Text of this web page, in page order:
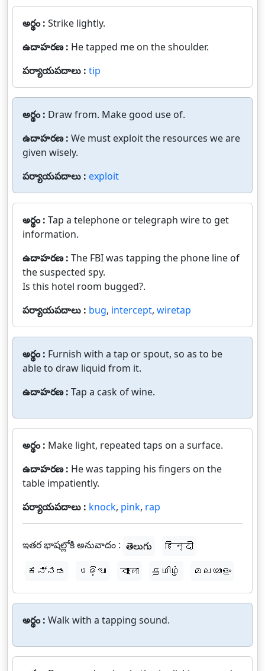
అర్థం : Strike lightly.
ఉదాహరణ : He tapped me on the shoulder.
పర్యాయపదాలు : tip
అర్థం : Draw from. Make good use of.
ఉదాహరణ : We must exploit the resources we are
given wisely.
పర్యాయపదాలు : exploit
అర్థం : Tap a telephone or telegraph wire to get
information.
ఉదాహరణ : The FBI was tapping the phone line of
the suspected spy.
Is this hotel room bugged?.
పర్యాయపదాలు : bug, intercept, wiretap
అర్థం : Furnish with a tap or spout, so as to be
able to draw liquid from it.
ఉదాహరణ : Tap a cask of wine.
అర్థం : Make light, repeated taps on a surface.
ఉదాహరణ : He was tapping his fingers on the
table impatiently.
పర్యాయపదాలు : knock, pink, rap
ఇతర భాషల్లోకి అనువాదం : తెలుగు
हिन्दी
ಕನ್ನಡ
ଓଡ଼ିଆ বাংলা தமிழ் മലയാളം
అర్థం : Walk with a tapping sound.